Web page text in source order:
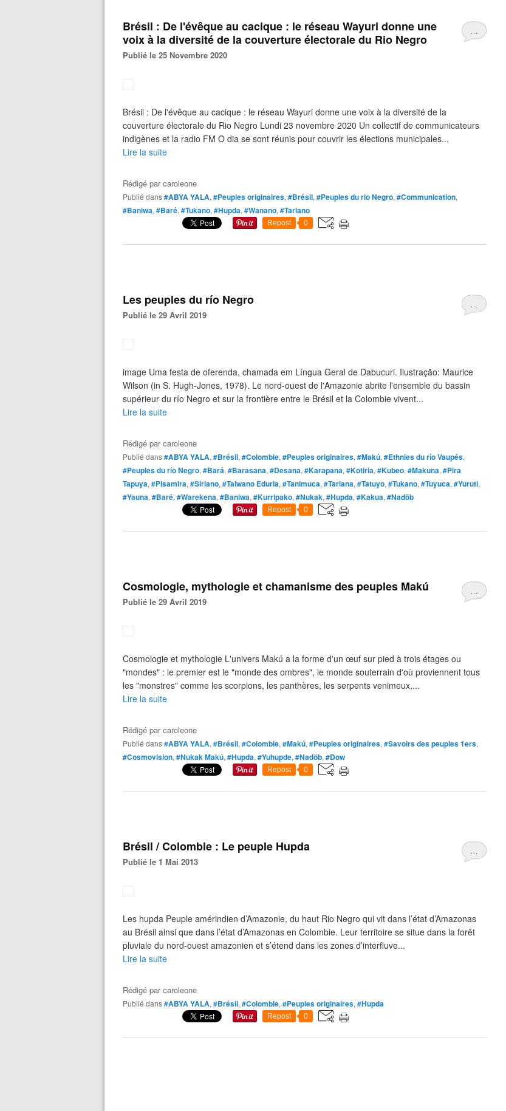
…
Brésil : De l'évêque au cacique : le réseau Wayuri donne une
voix à la diversité de la couverture électorale du Rio Negro
Publié le 25 Novembre 2020
Brésil : De l'évêque au cacique : le réseau Wayuri donne une voix à la diversité de la
couverture électorale du Rio Negro Lundi 23 novembre 2020 Un collectif de communicateurs
indigènes et la radio FM O dia se sont réunis pour couvrir les élections municipales...
Lire la suite
Rédigé parcaroleone
Publié dans#ABYA YALA, #Peuples originaires, #Brésil, #Peuples du rio Negro, #Communication,
#Baniwa, #Baré, #Tukano, #Hupda, #Wanano, #Tariano
Repost 0
…
Les peuples du río Negro
Publié le 29 Avril 2019
image Uma festa de oferenda, chamada em Língua Geral de Dabucuri. Ilustração: Maurice
Wilson (in S. Hugh-Jones, 1978). Le nord-ouest de l'Amazonie abrite l'ensemble du bassin
supérieur du río Negro et sur la frontière entre le Brésil et la Colombie vivent...
Lire la suite
Rédigé parcaroleone
Publié dans#ABYA YALA, #Brésil, #Colombie, #Peuples originaires, #Makú, #Ethnies du río Vaupés,
#Peuples du río Negro, #Bará, #Barasana, #Desana, #Karapana, #Kotiria, #Kubeo, #Makuna, #Pira
Tapuya, #Pisamira, #Siriano, #Taiwano Eduria, #Tanimuca, #Tariana, #Tatuyo, #Tukano, #Tuyuca, #Yuruti,
#Yauna, #Baré, #Warekena, #Baniwa, #Kurripako, #Nukak, #Hupda, #Kakua, #Nadöb
Repost 0
…
Cosmologie, mythologie et chamanisme des peuples Makú
Publié le 29 Avril 2019
Cosmologie et mythologie L'univers Makú a la forme d'un œuf sur pied à trois étages ou
"mondes" : le premier est le "monde des ombres", le monde souterrain d'où proviennent tous
les "monstres" comme les scorpions, les panthères, les serpents venimeux,...
Lire la suite
Rédigé parcaroleone
Publié dans#ABYA YALA, #Brésil, #Colombie, #Makú, #Peuples originaires, #Savoirs des peuples 1ers,
#Cosmovision, #Nukak Makú, #Hupda, #Yuhupde, #Nadöb, #Dow
Repost 0
…
Brésil / Colombie : Le peuple Hupda
Publié le 1 Mai 2013
Les hupda Peuple amérindien d’Amazonie, du haut Rio Negro qui vit dans l’état d’Amazonas
au Brésil ainsi que dans l’état d’Amazonas en Colombie. Leur territoire se situe dans la forêt
pluviale du nord-ouest amazonien et s’étend dans les zones d’interfluve...
Lire la suite
Rédigé parcaroleone
Publié dans#ABYA YALA, #Brésil, #Colombie, #Peuples originaires, #Hupda
Repost 0